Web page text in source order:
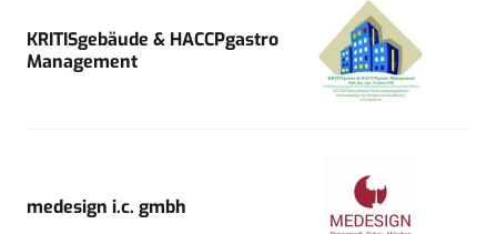
KRITISgebäude & HACCPgastro
Management
medesign i.c. gmbh